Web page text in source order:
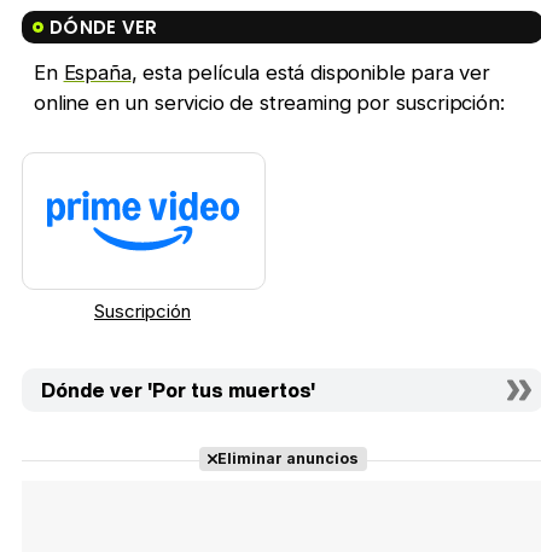
DÓNDE VER
En España, esta película está disponible para ver
online en un servicio de streaming por suscripción:
Suscripción
Dónde ver 'Por tus muertos'
Eliminar anuncios